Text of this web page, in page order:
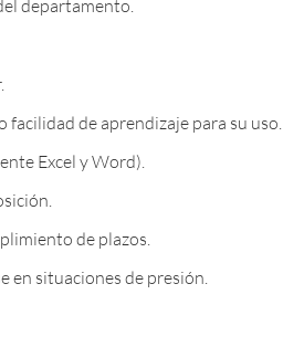
departamento.
facilidad de aprendizaje para su uso.
Excel y Word).
de plazos.
en situaciones de presión.